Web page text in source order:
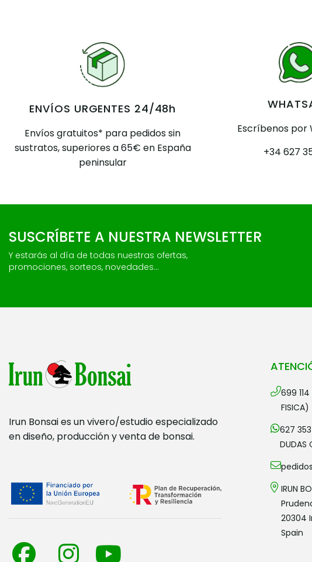
ENVÍOS URGENTES 24/48h
Envíos gratuitos* para pedidos sin
sustratos, superiores a 65€ en España
peninsular
Escríbenos por
+34 627
SUSCRÍBETE A NUESTRA NEWSLETTER
Y estarás al día de todas nuestras ofertas,
promociones, sorteos, novedades...
Irun Bonsai es un vivero/estudio especializado
en diseño, producción y venta de bonsai.
699
FISICA)
627 353
DUDAS
IRUN
20304
Spain